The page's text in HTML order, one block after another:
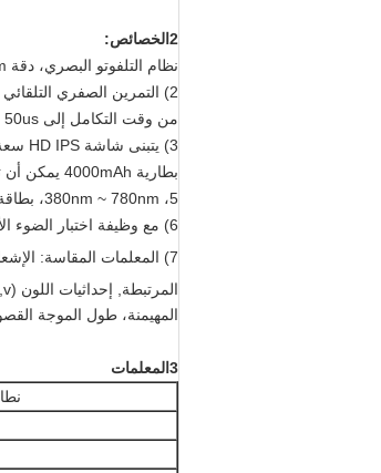
2الخصائص:
نظام التلفوتو البصري، دقة 2nm، جهاز استشعار CCD
2) التمرين الصفري
من وقت التكامل إلى 50us ، يمكن أن تقيس إشارات بصرية أقوى
3) يتبنى شاشة HD IPS سعة 5 بوصات لعرض نتائج الاختبار ، سهلة التشغيل.
بطارية 4000mAh يمكن أن تعمل 24 ساعة.
5، 380nm ~ 780nm، بطاقة SD يمكن تخزين بيانات EXCEL للتحليل.
6) مع وظيفة اختبار الضوء الأزرق لاختبار الموقع، سهلة للحمل مع حجم صغير.
7) المعلمات المقاسة: الإشعاع المزن لخطر الضوء الأزرق (mW/m)
المرتبطة, إحداثيات اللون (x,y,u,v), انحراف الجسم الأسود (Duv), عدم الوعي (lx), الإشعاع الطيفي (W/m)
المهيمنة، طول الموجة
3المعلمات